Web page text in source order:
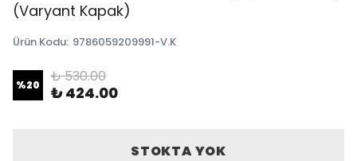
(Varyant Kapak)
Ürün Kodu: 9786059209991-V.K
%20 ₺ 530.00
₺ 424.00
STOKTA YOK